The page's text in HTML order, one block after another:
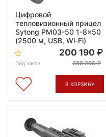
Цифровой
тепловизионный прицел
Sytong PM03-50 1-8x50
(2500 м, USB, Wi-Fi)
Под заказ
200 190
280 266
В КОРЗИНУ